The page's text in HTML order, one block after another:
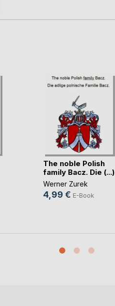
The noble Polish
family Bacz. Die (...)
Werner Zurek
4,99 € E-Book